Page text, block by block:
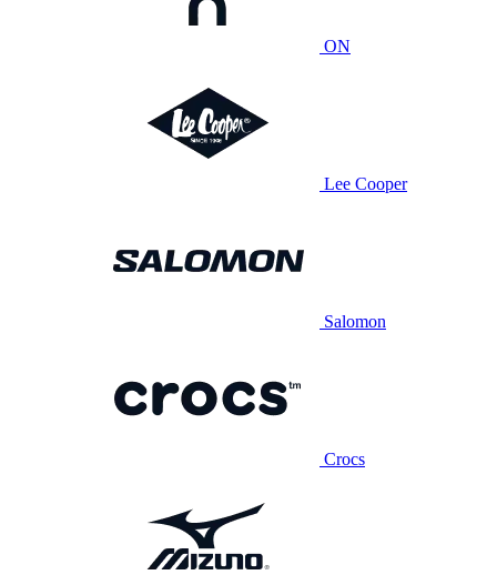
ON
Lee Cooper
Salomon
Crocs